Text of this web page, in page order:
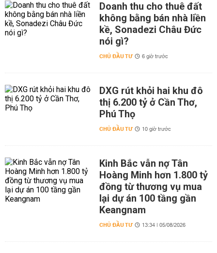
Doanh thu cho thuê đất
không bằng bán nhà liền
kề, Sonadezi Châu Đức
nói gì?
CHỦ ĐẦU TƯ 6 giờ trước
DXG rút khỏi hai khu đô
thị 6.200 tỷ ở Cần Thơ,
Phú Thọ
CHỦ ĐẦU TƯ 10 giờ trước
Kinh Bắc vẫn nợ Tân
Hoàng Minh hơn 1.800 tỷ
đồng từ thương vụ mua
lại dự án 100 tầng gần
Keangnam
CHỦ ĐẦU TƯ 13:34 | 05/08/2026